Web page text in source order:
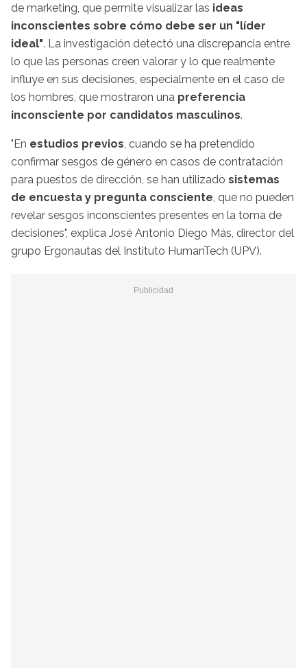
de marketing, que permite visualizar las ideas
inconscientes sobre cómo debe ser un "líder
ideal". La investigación detectó una discrepancia entre
lo que las personas creen valorar y lo que realmente
influye en sus decisiones, especialmente en el caso de
los hombres, que mostraron una preferencia
inconsciente por candidatos masculinos.
"En estudios previos, cuando se ha pretendido
confirmar sesgos de género en casos de contratación
para puestos de dirección, se han utilizado sistemas
de encuesta y pregunta consciente, que no pueden
revelar sesgos inconscientes presentes en la toma de
decisiones", explica José Antonio Diego Más, director del
grupo Ergonautas del Instituto HumanTech (UPV).